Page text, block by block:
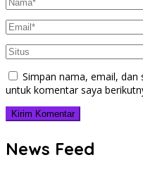
Simpan nama, email, dan
untuk komentar saya
News Feed